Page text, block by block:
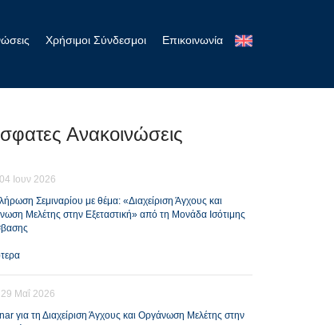
Χρήσιμοι Σύνδεσμοι Επικοινωνία
Ανακοινώσεις
Ιουν 2026
Σεμιναρίου με θέμα: «Διαχείριση Άγχους και
Μελέτης στην Εξεταστική» από τη Μονάδα Ισότιμης
Μαΐ 2026
για τη Διαχείριση Άγχους και Οργάνωση Μελέτης στην